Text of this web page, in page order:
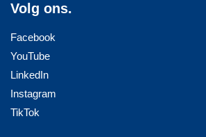
Volg ons.
Facebook
YouTube
LinkedIn
Instagram
TikTok